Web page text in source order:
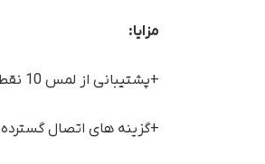
مزایا:
+پشتیبانی از لمس 10 نقطه ای
+گزینه های اتصال گسترده